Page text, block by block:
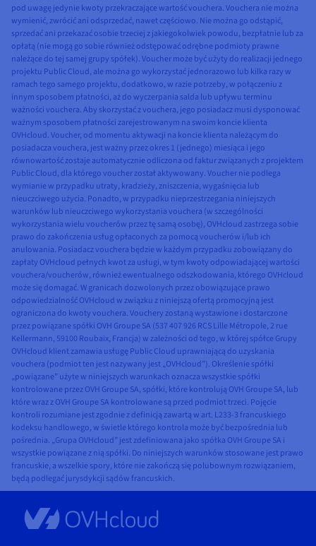
pod uwagę jedynie kwoty przekraczające wartość vouchera. Vouchera nie można
wymienić, zwrócić ani odsprzedać, nawet częściowo. Nie można go odstąpić,
sprzedać ani przekazać osobie trzeciej z jakiegokolwiek powodu, bezpłatnie lub za
opłatą (nie mogą go sobie również odstępować odrębne podmioty prawne
należące do tej samej grupy spółek). Voucher może być użyty do realizacji jednego
projektu Public Cloud, ale można go wykorzystać jednorazowo lub kilka razy w
ramach tego samego projektu, dodatkowo, w razie potrzeby, w połączeniu z
innym sposobem płatności, aż do wyczerpania salda lub upływu terminu
ważności vouchera. Aby skorzystać z vouchera, jego posiadacz musi dysponować
ważnym sposobem płatności zarejestrowanym na swoim koncie klienta
OVHcloud. Voucher, od momentu aktywacji na koncie klienta należącym do
posiadacza vouchera, jest ważny przez okres 1 (jednego) miesiąca i jego
równowartość zostaje automatycznie odliczona od faktur związanych z projektem
Public Cloud, dla którego voucher został aktywowany. Voucher nie podlega
wymianie w przypadku utraty, kradzieży, zniszczenia, wygaśnięcia lub
nieuczciwego użycia. Ponadto, w przypadku nieprzestrzegania niniejszych
warunków lub nieuczciwego wykorzystania vouchera (w szczególności
wykorzystania wielu voucherów przez tę samą osobę), OVHcloud zastrzega sobie
prawo do zakończenia usług opłaconych za pomocą voucherów i/lub ich
anulowania. Posiadacz vouchera będzie w każdym przypadku zobowiązany do
zapłaty OVHcloud pełnych kwot za usługi, w tym kwoty odpowiadającej wartości
vouchera/voucherów, również ewentualnego odszkodowania, którego OVHcloud
może się domagać. W granicach dozwolonych przez obowiązujące prawo
odpowiedzialność OVHcloud w związku z niniejszą ofertą promocyjną jest
ograniczona do kwoty vouchera. Vouchery zostaną wystawione i dostarczone
przez powiązane spółki OVH Groupe SA (537 407 926 RCS Lille Métropole, 2 rue
Kellermann, 59100 Roubaix, Francja) w zależności od tego, w której spółce Grupy
OVHcloud klient zamawia usługę Public Cloud uprawniającą do uzyskania
vouchera (podmiot ten jest nazywany jest „OVHcloud”). Określenie spółki
„powiązane” użyte w niniejszych warunkach oznacza wszystkie spółki
kontrolowane przez OVH Groupe SA, spółki, które kontrolują OVH Groupe SA, lub
które wraz z OVH Groupe SA kontrolowane są przed podmiot trzeci. Pojęcie
kontroli rozumiane jest zgodnie z definicją zawartą w art. L233-3 francuskiego
kodeksu handlowego, w świetle którego kontrola może być bezpośrednia lub
pośrednia. „Grupa OVHcloud” jest zdefiniowana jako spółka OVH Groupe SA i
wszystkie powiązane z nią spółki. Do niniejszych warunków stosowane jest prawo
francuskie, a wszelkie spory, które nie zakończą się polubownym rozwiązaniem,
będą podlegać jurysdykcji sądów francuskich.